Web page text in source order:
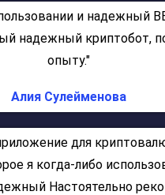
и надежный
надежный криптобот,
опыту."
Алия Сулейменова
для
я когда-либо
Настоятельно